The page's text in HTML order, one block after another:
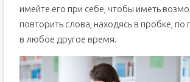
имейте его при себе, чтобы иметь
повторить слова, находясь в пробке, по
в любое другое время.